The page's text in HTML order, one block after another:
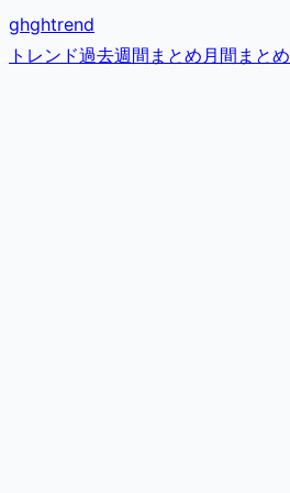
ghghtrend
トレンド過去週間まとめ月間まとめ